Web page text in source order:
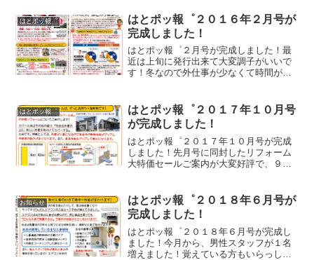
はとポッ報゜
はとポッ報゜２０１６年２月号が
完成しました！
はとポッ報゜２月号が完成しました！最
近は上旬に発行出来て大変調子がいいで
す！冬なので外仕事が少なくて時間があ
月号＞・北陸電力「新料金プラン」が発
表されました！・暖冬の中...
はとポッ報゜
はとポッ報゜２０１７年１０月号
が完成しました！
はとポッ報゜２０１７年１０月号が完成
しました！先月号に同封したリフォーム
大特価セールご案内が大変好評で、９月
パニックです（汗）また、久しぶりに母
校（？）の松下幸之助商学院...
お知らせ
はとポッ報゜２０１８年６月号が
完成しました！
はとポッ報゜２０１８年６月号が完成し
ました！今月から、男性スタッフが１名
増えました！覚えている方もいらっしゃ